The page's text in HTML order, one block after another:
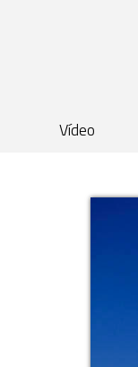
Vídeo